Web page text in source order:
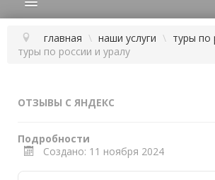
ГОРЯЩИЕ ТУРЫ
НАШИ УСЛУГИ
ОТЗЫВЫ
О КОМПАНИИ
главная \ наши услуги \ туры по
туры по россии и уралу
ОТЗЫВЫ С ЯНДЕКС
Подробности
Создано: 11 ноября 2024